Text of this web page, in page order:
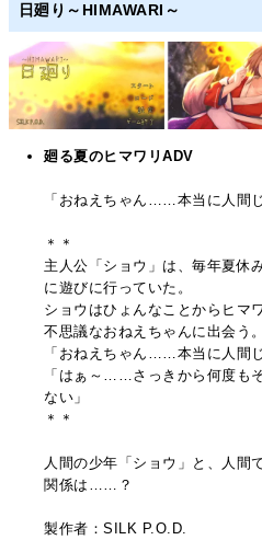
日廻り～HIMAWARI～
廻る夏のヒマワリADV
「おねえちゃん……本当に人間
＊＊
主人公「ショウ」は、毎年夏休
に遊びに行っていた。
ショウはひょんなことからヒマ
不思議なおねえちゃんに出会う。
「おねえちゃん……本当に人間
「はぁ～……さっきから何度も
ない」
＊＊
人間の少年「ショウ」と、人
関係は……？
製作者：SILK P.O.D.